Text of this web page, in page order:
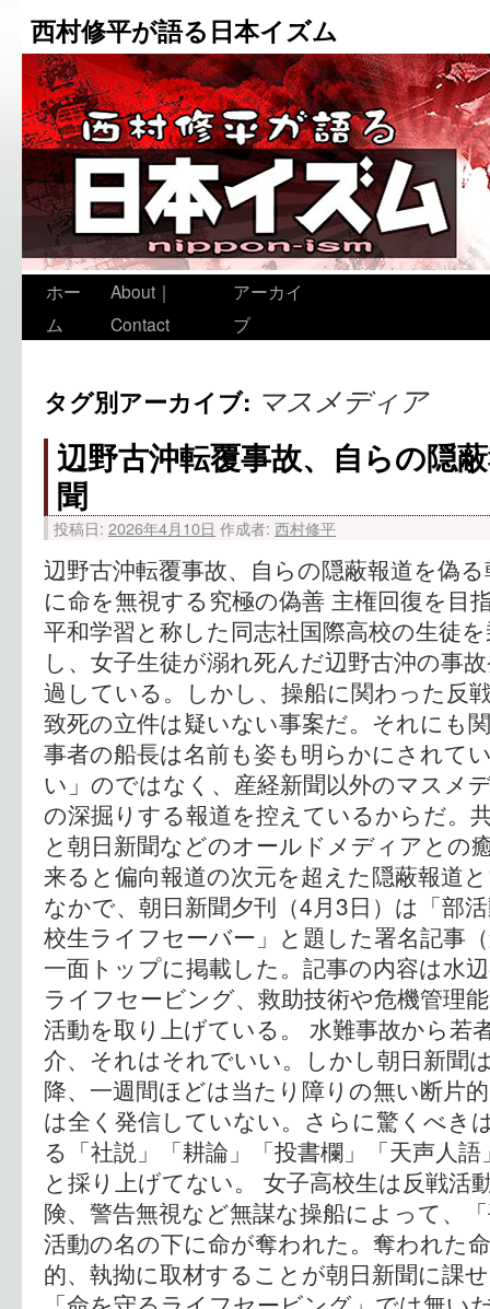
西村修平が語る日本イズム
ホー
ム
About｜
Contact
アーカイ
ブ
タグ別アーカイブ: マスメディア
辺野古沖転覆事故、自らの隠
聞
投稿日: 2026年4月10日 作成者: 西村修平
辺野古沖転覆事故、自らの隠蔽報道を偽
に命を無視する究極の偽善 主権回
平和学習と称した同志社国際高校の生徒
し、女子生徒が溺れ死んだ辺野古沖の事
過している。しかし、操船に関わった反
致死の立件は疑いない事案だ。それにも
事者の船長は名前も姿も明らかにされて
い」のではなく、産経新聞以外のマスメ
の深掘りする報道を控えているからだ。
と朝日新聞などのオールドメディアとの
来ると偏向報道の次元を超えた隠蔽報道
なかで、朝日新聞夕刊（4月3日）は「部
校生ライフセーバー」と題した署名記事
一面トップに掲載した。記事の内容は水
ライフセービング、救助技術や危機管理
活動を取り上げている。 水難事故から若
介、それはそれでいい。しかし朝日新聞
降、一週間ほどは当たり障りの無い断片
は全く発信していない。さらに驚くべき
る「社説」「耕論」「投書欄」「天声人
と採り上げてない。 女子高校生は反戦活
険、警告無視など無謀な操船によって、
活動の名の下に命が奪われた。奪われた
的、執拗に取材することが朝日新聞に課